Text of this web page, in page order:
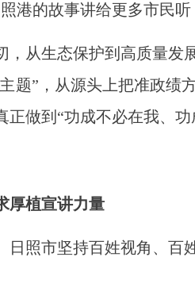
港的故事讲给更多市民
生态保护到高质量发展
题”，从源头上把准政
做到“功成不必在我、功
厚植宣讲力量
市坚持百姓视角、百